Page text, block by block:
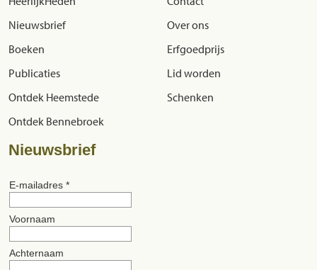
Nieuwsbrief
Boeken
Publicaties
Ontdek Heemstede
Ontdek Bennebroek
Over ons
Erfgoedprijs
Lid worden
Schenken
Nieuwsbrief